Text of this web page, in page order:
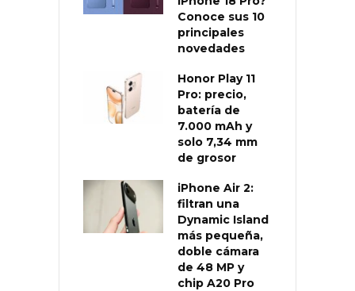
Conoce sus 10
principales
novedades
Honor Play 11
Pro: precio,
batería de
7.000 mAh y
solo 7,34 mm
de grosor
iPhone Air 2:
filtran una
Dynamic Island
más pequeña,
doble cámara
de 48 MP y
chip A20 Pro